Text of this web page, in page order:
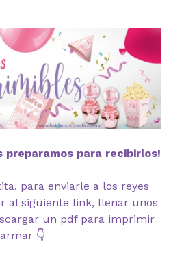
preparamos para recibirlos!
para enviarle a los reyes
al siguiente link, llenar unos
un pdf para imprimir
👇